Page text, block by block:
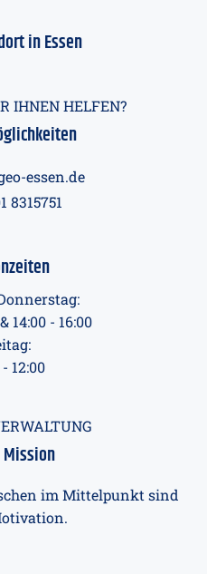
in Essen
IHNEN HELFEN?
essen.de
8315751
14:00 - 16:00
12:00
im Mittelpunkt sind